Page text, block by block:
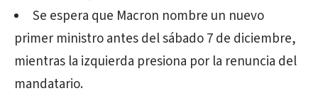
Se espera que Macron nombre un nuevo
primer ministro antes del sábado 7 de diciembre,
mientras la izquierda presiona por la renuncia del
mandatario.